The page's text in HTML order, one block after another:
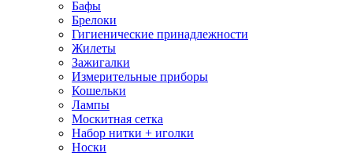
Бафы
Брелоки
Гигиенические принадлежности
Жилеты
Зажигалки
Измерительные приборы
Кошельки
Лампы
Москитная сетка
Набор нитки + иголки
Носки